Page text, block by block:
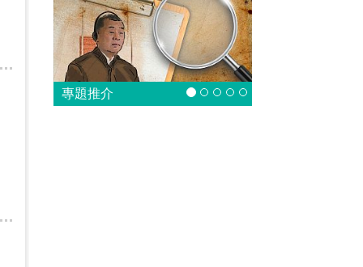
專題推介